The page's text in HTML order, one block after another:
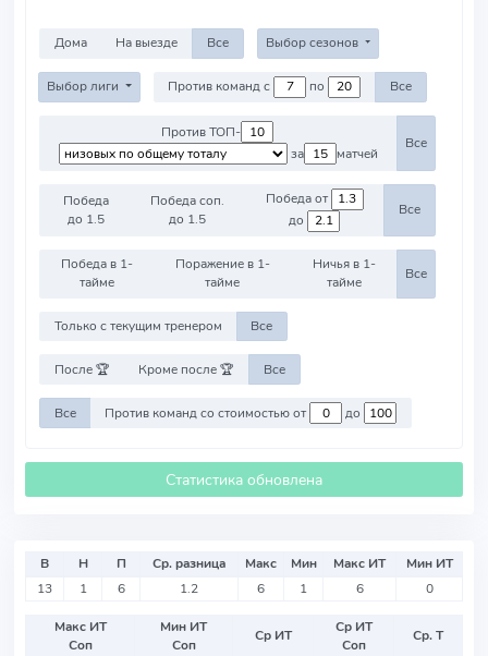
Дома На выезде Все Выбор сезонов
Выбор лиги Против команд с по Все
Против ТОП-
за
матчей
Все
Победа
до 1.5
Победа соп.
до 1.5
Победа от
до
Все
Победа в 1-
тайме
Поражение в 1-
тайме
Ничья в 1-
тайме
Все
Только с текущим тренером Все
После 🏆 Кроме после 🏆 Все
Все Против команд со стоимостью от до
Статистика обновлена
В Н П Ср. разница Макс Мин Макс ИТ
Мин ИТ
13
1 6 1.2 6 1 6 0
Макс ИТ
Соп
Мин ИТ
Соп
Ср ИТ
Ср ИТ
Соп
Ср. Т